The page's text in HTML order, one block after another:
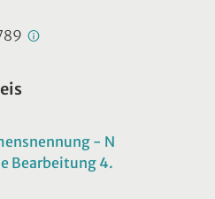
- N
Bearbeitung 4.